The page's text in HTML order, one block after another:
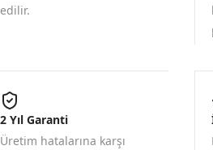
edilir.
2 Yıl Garanti
Üretim hatalarına karşı